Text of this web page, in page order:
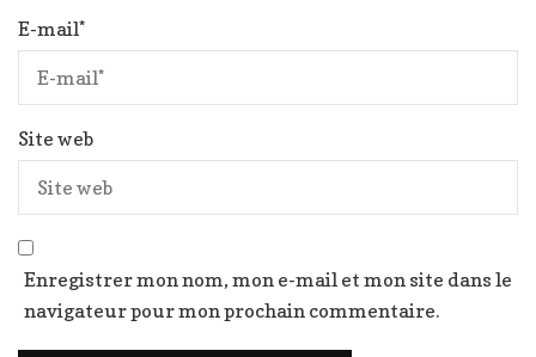
E-mail*
Site web
Enregistrer mon nom, mon e-mail et mon site dans le
navigateur pour mon prochain commentaire.